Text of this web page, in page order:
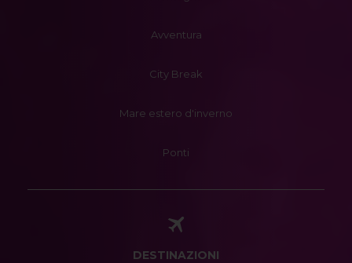
Avventura
City Break
Mare estero d'inverno
Ponti
DESTINAZIONI